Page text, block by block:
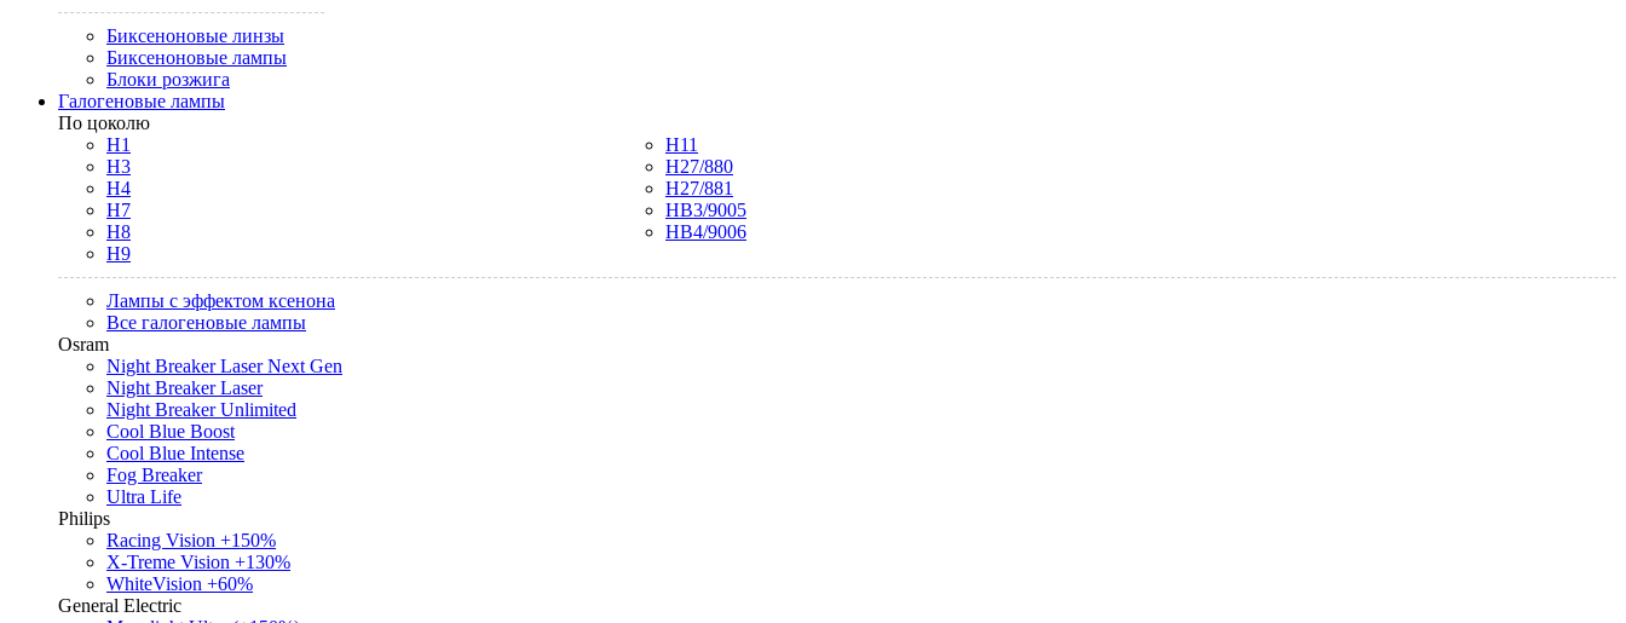
Биксеноновые линзы
Биксеноновые лампы
Блоки розжига
Галогеновые лампы
По цоколю
H1
H3
H4
H7
H8
H9
H11
H27/880
H27/881
HB3/9005
HB4/9006
Лампы с эффектом ксенона
Все галогеновые лампы
Osram
Night Breaker Laser Next Gen
Night Breaker Laser
Night Breaker Unlimited
Cool Blue Boost
Cool Blue Intense
Fog Breaker
Ultra Life
Philips
Racing Vision +150%
X-Treme Vision +130%
WhiteVision +60%
General Electric